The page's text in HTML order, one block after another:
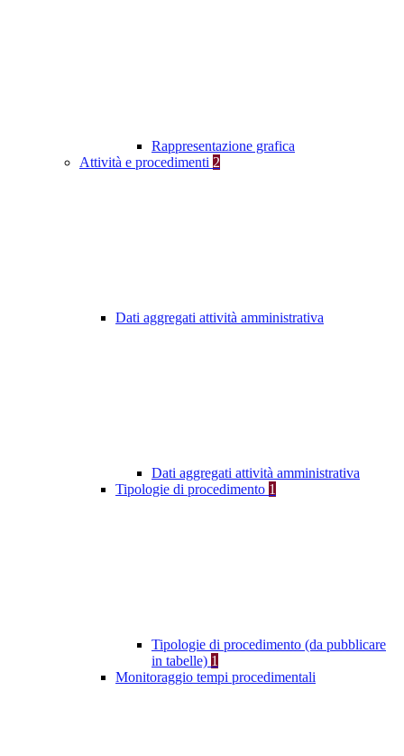
Rappresentazione grafica
Attività e procedimenti 2
Dati aggregati attività amministrativa
Dati aggregati attività amministrativa
Tipologie di procedimento 1
Tipologie di procedimento (da pubblicare
in tabelle) 1
Monitoraggio tempi procedimentali